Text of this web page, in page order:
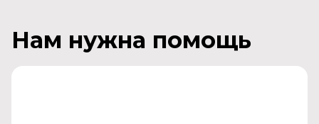
Нам нужна помощь